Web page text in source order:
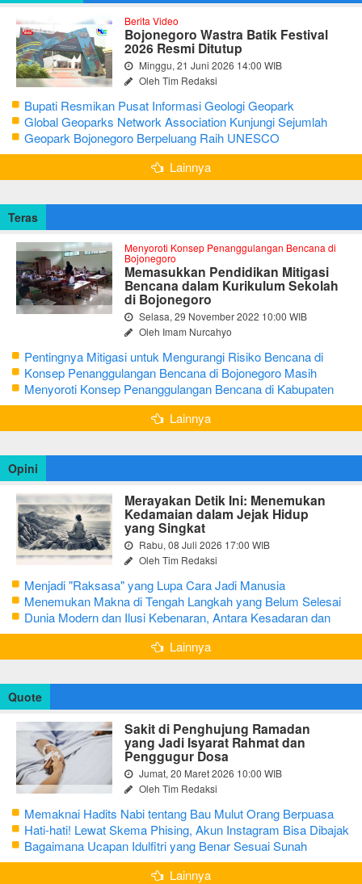
Berita Video
Bojonegoro Wastra Batik Festival
2026 Resmi Ditutup
Minggu, 21 Juni 2026 14:00 WIB
Oleh Tim Redaksi
Bupati Resmikan Pusat Informasi Geologi Geopark
Bojonegoro
Global Geoparks Network Association Kunjungi Sejumlah
Geosite di Bojonegoro
Geopark Bojonegoro Berpeluang Raih UNESCO
Global Geopark
Lainnya
Teras
Menyoroti Konsep Penanggulangan Bencana di
Bojonegoro
Memasukkan Pendidikan Mitigasi
Bencana dalam Kurikulum Sekolah
di Bojonegoro
Selasa, 29 November 2022 10:00 WIB
Oleh Imam Nurcahyo
Pentingnya Mitigasi untuk Mengurangi Risiko Bencana di
Bojonegoro
Konsep Penanggulangan Bencana di Bojonegoro Masih
Mengutamakan Tanggap Darurat
Menyoroti Konsep Penanggulangan Bencana di Kabupaten
Bojonegoro
Lainnya
Opini
Merayakan Detik Ini: Menemukan
Kedamaian dalam Jejak Hidup
yang Singkat
Rabu, 08 Juli 2026 17:00 WIB
Oleh Tim Redaksi
Menjadi "Raksasa" yang Lupa Cara Jadi Manusia
Menemukan Makna di Tengah Langkah yang Belum Selesai
Dunia Modern dan Ilusi Kebenaran, Antara Kesadaran dan
terjebak Tipu Daya
Lainnya
Quote
Sakit di Penghujung Ramadan
yang Jadi Isyarat Rahmat dan
Penggugur Dosa
Jumat, 20 Maret 2026 10:00 WIB
Oleh Tim Redaksi
Memaknai Hadits Nabi tentang Bau Mulut Orang Berpuasa
Secara Bijak Agar Tidak Menggangu
Hati-hati! Lewat Skema Phising, Akun Instagram Bisa Dibajak
Kurang dari 3 Menit
Bagaimana Ucapan Idulfitri yang Benar Sesuai Sunah
Rasulullah
Lainnya